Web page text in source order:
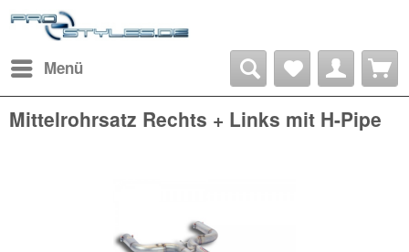
Menü
Mittelrohrsatz Rechts + Links mit H-Pipe